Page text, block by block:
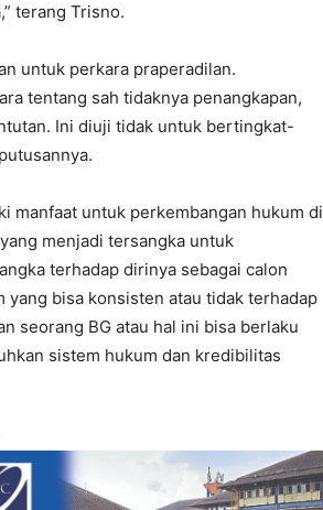
terang Trisno.
untuk perkara praperadilan.
tentang sah tidaknya penangkapan,
Ini diuji tidak untuk bertingkat-
manfaat untuk perkembangan hukum di
menjadi tersangka untuk
terhadap dirinya sebagai calon
bisa konsisten atau tidak terhadap
seorang BG atau hal ini bisa berlaku
sistem hukum dan kredibilitas